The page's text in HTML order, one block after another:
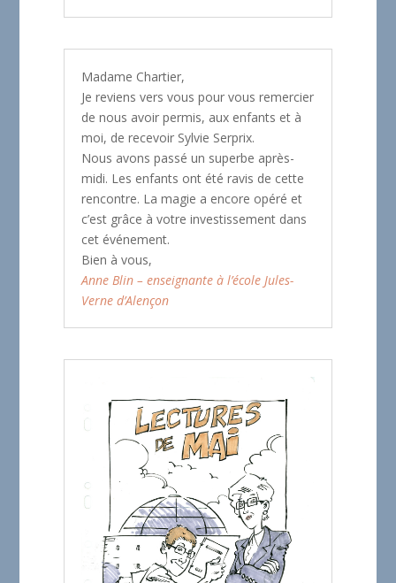
Madame Chartier,
Je reviens vers vous pour vous remercier
de nous avoir permis, aux enfants et à
moi, de recevoir Sylvie Serprix.
Nous avons passé un superbe après-
midi. Les enfants ont été ravis de cette
rencontre. La magie a encore opéré et
c’est grâce à votre investissement dans
cet événement.
Bien à vous,
Anne Blin – enseignante à l’école Jules-
Verne d’Alençon